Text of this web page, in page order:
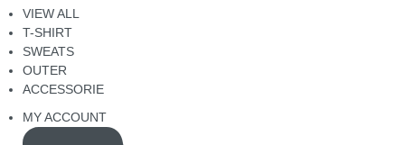
VIEW ALL
T-SHIRT
SWEATS
OUTER
ACCESSORIE
MY ACCOUNT